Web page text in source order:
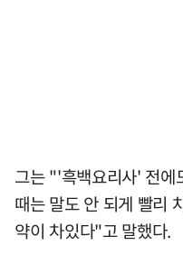
그는 "'흑백요리사' 전에
때는 말도 안 되게 빨리
약이 차있다"고 말했다.